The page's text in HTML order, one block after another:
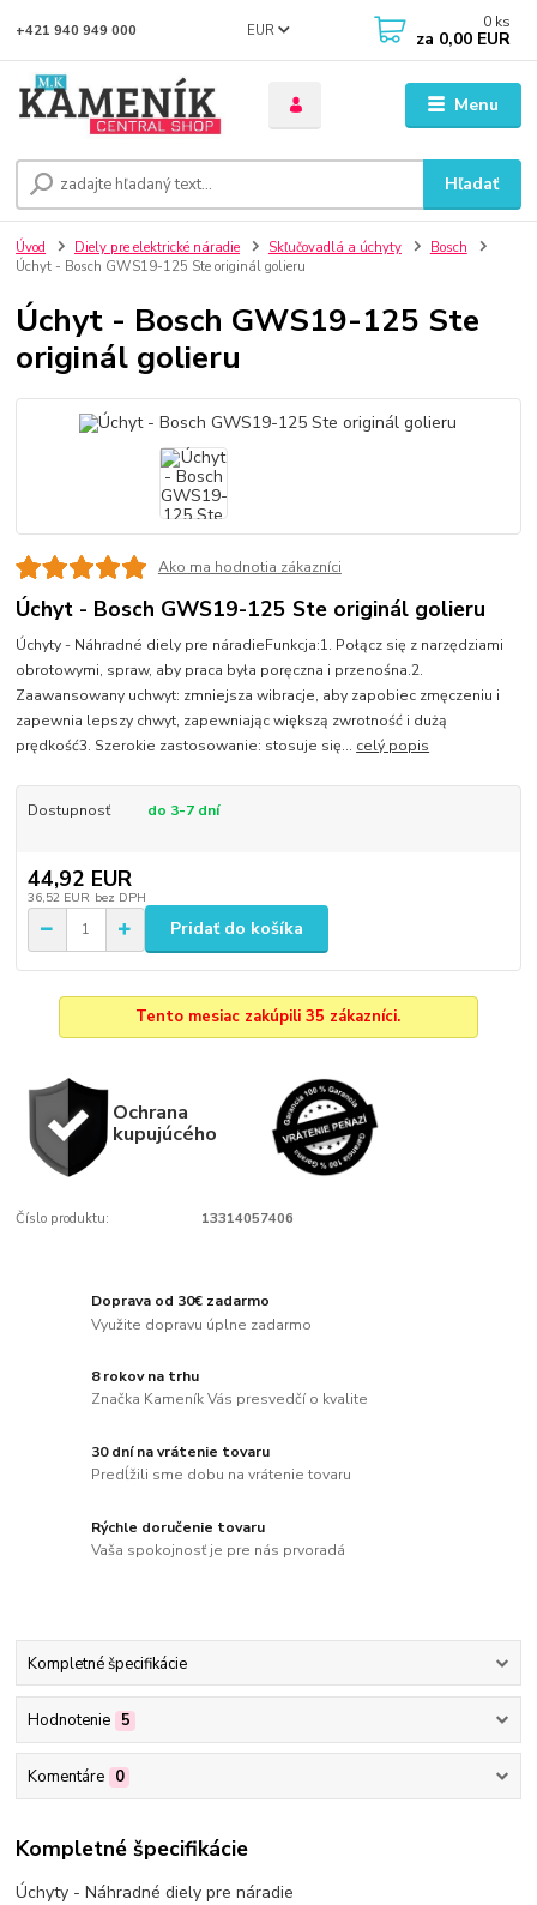
Menu
EUR
Hľadať
+421 940 949 000 0 ks
za 0,00 EUR
Úvod Diely pre elektrické náradie Skľučovadlá a úchyty
Bosch
Úchyt - Bosch GWS19-125 Ste originál golieru
Úchyt - Bosch GWS19-125 Ste
originál golieru
Ako ma hodnotia zákazníci
Úchyt - Bosch GWS19-125 Ste originál golieru
Úchyty - Náhradné diely pre náradieFunkcja:1. Połącz się z narzędziami
obrotowymi, spraw, aby praca była poręczna i przenośna.2.
Zaawansowany uchwyt: zmniejsza wibracje, aby zapobiec zmęczeniu i
zapewnia lepszy chwyt, zapewniając większą zwrotność i dużą
prędkość3. Szerokie zastosowanie: stosuje się... celý popis
Dostupnosť do 3-7 dní
44,92 EUR
36,52 EUR bez DPH
Pridať do košíka
Tento mesiac zakúpili 35 zákazníci.
Ochrana
kupujúcého
Číslo produktu: 13314057406
Doprava od 30€ zadarmo
Využite dopravu úplne zadarmo
8 rokov na trhu
Značka Kameník Vás presvedčí o kvalite
30 dní na vrátenie tovaru
Predĺžili sme dobu na vrátenie tovaru
Rýchle doručenie tovaru
Vaša spokojnosť je pre nás prvoradá
Kompletné špecifikácie
Hodnotenie 5
Komentáre 0
Kompletné špecifikácie
Úchyty - Náhradné diely pre náradie